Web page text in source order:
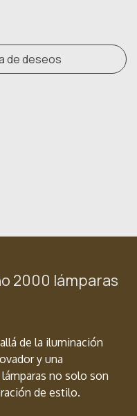
de deseos
2000 lámparas
de la iluminación
y una
no solo son
de estilo.